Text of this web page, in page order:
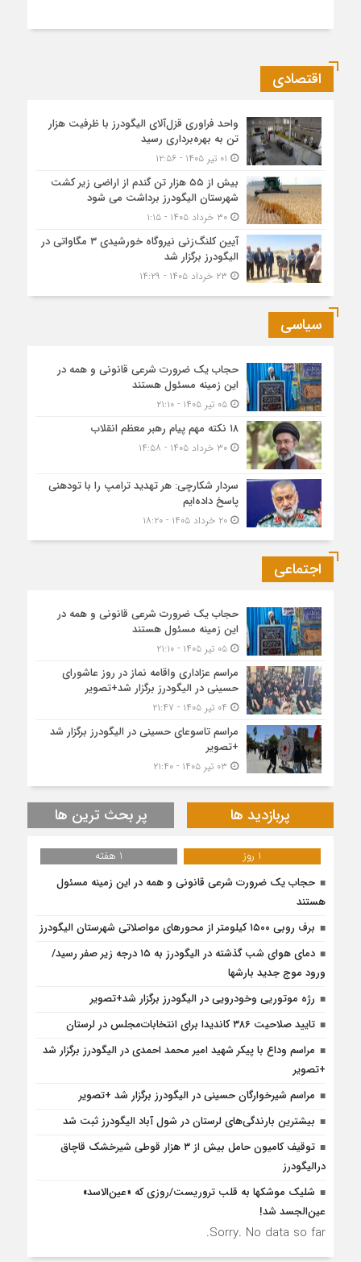
اقتصادی
واحد فراوری قزل‌آلای الیگودرز با ظرفیت هزار
تن به بهره‌برداری رسید
بیش از ۵۵ هزار تن گندم از اراضی زیر کشت
شهرستان الیگودرز برداشت می شود
۳۰ خرداد ۱۴۰۵ - ۱:۱۵
آیین کلنگ‌زنی نیروگاه خورشیدی ۳ مگاواتی در
الیگودرز برگزار شد
سیاسی
حجاب یک ضرورت شرعی قانونی و همه در
این زمینه مسئول هستند
۰۵ تیر ۱۴۰۵ - ۲۱:۱۰
۱۸ نکته مهم پیام رهبر معظم انقلاب
۳۰ خرداد ۱۴۰۵ - ۱۴:۵۸
سردار شکارچی: هر تهدید ترامپ را با تودهنی
پاسخ داده‌ایم
۲۰ خرداد ۱۴۰۵ - ۱۸:۲۰
اجتماعی
حجاب یک ضرورت شرعی قانونی و همه در
این زمینه مسئول هستند
۰۵ تیر ۱۴۰۵ - ۲۱:۱۰
مراسم عزاداری واقامه نماز در روز عاشورای
حسینی در الیگودرز برگزار شد+تصویر
مراسم تاسوعای حسینی در الیگودرز برگزار شد
+تصویر
پربازدید ها پر بحث ترین ها
1 روز
1 هفته
حجاب یک ضرورت شرعی قانونی و همه در این زمینه مسئول
هستند
برف روبی ۱۵۰۰ کیلومتر از محور‌های مواصلاتی شهرستان الیگودرز
دمای هوای شب گذشته در الیگودرز به ۱۵ درجه زیر صفر رسید/
ورود موج جدید بارشها
رژه موتوریی وخودرویی در الیگودرز برگزار شد+تصویر
تایید صلاحیت ۳۸۶ کاندیدا برای انتخابات‌مجلس در لرستان
مراسم وداع با پیکر شهید امیر محمد احمدی در الیگودرز برگزار شد
+تصویر
مراسم شیرخوارگان حسینی در الیگودرز برگزار شد +تصویر
بیشترین بارندگی‌های لرستان در شول آباد الیگودرز ثبت شد
توقیف کامیون حامل بیش از ۳ هزار قوطی شیرخشک قاچاق
درالیگودرز
شلیک موشکها به قلب تروریست/روزی که «عین‌الاسد»
عین‌الجسد شد!
Sorry. No data so far.